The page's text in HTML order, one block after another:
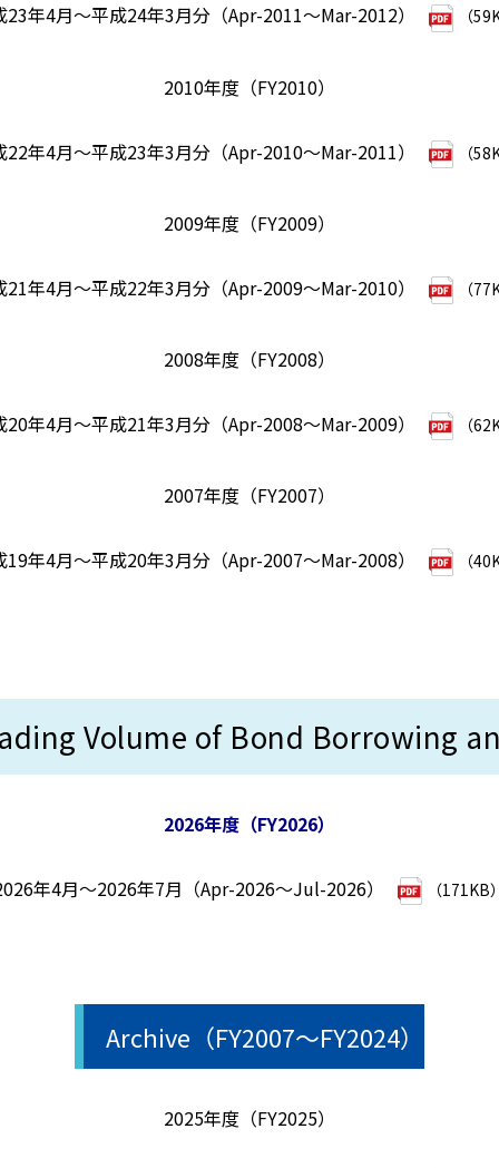
23年4月～平成24年3月分（Apr-2011～Mar-2012） （
2010年度（FY2010）
22年4月～平成23年3月分（Apr-2010～Mar-2011） （
2009年度（FY2009）
21年4月～平成22年3月分（Apr-2009～Mar-2010） （
2008年度（FY2008）
20年4月～平成21年3月分（Apr-2008～Mar-2009） （
2007年度（FY2007）
19年4月～平成20年3月分（Apr-2007～Mar-2008） （
Volume of Bond Borrowing
2026年度（FY2026）
年4月～2026年7月（Apr-2026～Jul-2026） （171KB
Archive（FY2007～FY2024）
2025年度（FY2025）